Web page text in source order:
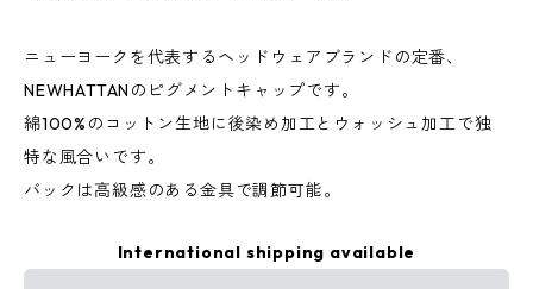
ニューヨークを代表するヘッドウェアブランドの定番、
NEWHATTANのピグメントキャップです。
綿100%のコットン生地に後染め加工とウォッシュ加工で独
特な風合いです。
バックは高級感のある金具で調節可能。
International shipping available